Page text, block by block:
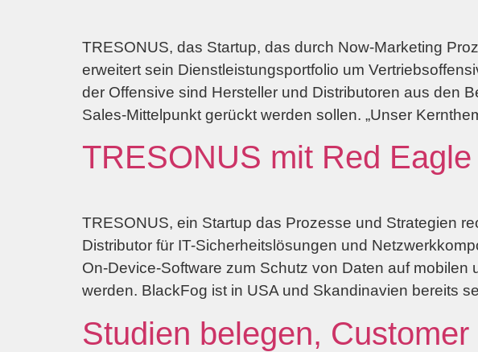
TRESONUS, das Startup, das durch Now-Marketing
erweitert sein Dienstleistungsportfolio um
der Offensive sind Hersteller und Distributoren aus den
Sales-Mittelpunkt gerückt werden sollen. „Unser
TRESONUS mit Red
TRESONUS, ein Startup das Prozesse und Strategien
Distributor für IT-Sicherheitslösungen und
On-Device-Software zum Schutz von Daten auf
werden. BlackFog ist in USA und Skandinavien bereits
Studien belegen,